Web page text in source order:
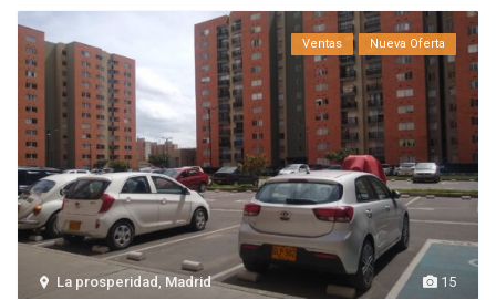
15
La prosperidad , Madrid
Ventas Nueva Oferta